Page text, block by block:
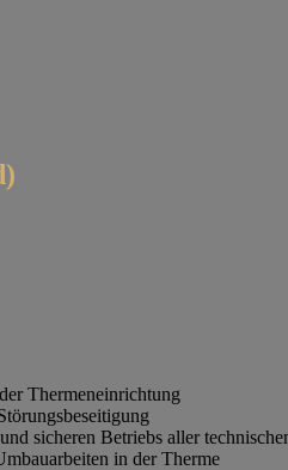
Thermeneinrichtung
sicheren Betriebs aller
in der Therme